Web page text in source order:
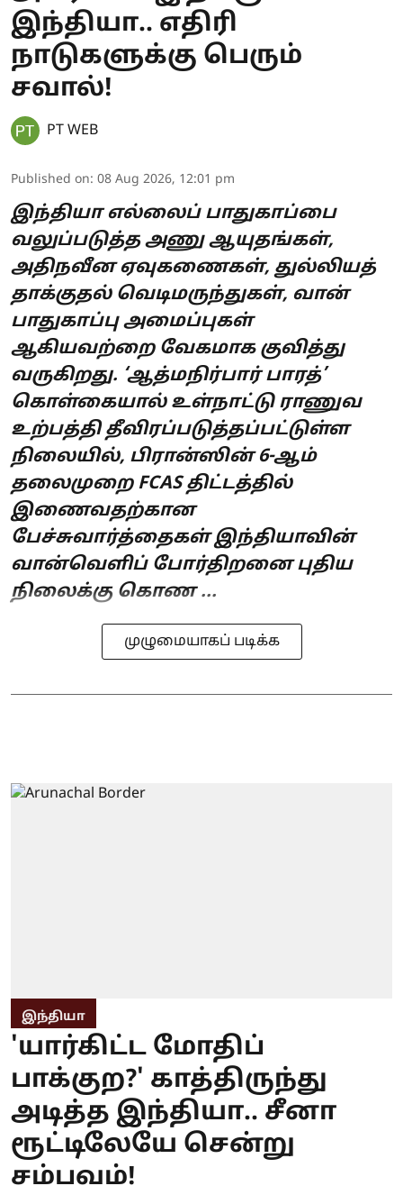
இந்தியா.. எதிரி
நாடுகளுக்கு பெரும்
சவால்!
PT WEB
Published on: 08 Aug 2026, 12:01 pm
இந்தியா எல்லைப் பாதுகாப்பை
வலுப்படுத்த அணு ஆயுதங்கள்,
அதிநவீன ஏவுகணைகள், துல்லியத்
தாக்குதல் வெடிமருந்துகள், வான்
பாதுகாப்பு அமைப்புகள்
ஆகியவற்றை வேகமாக குவித்து
வருகிறது. ‘ஆத்மநிர்பார் பாரத்’
கொள்கையால் உள்நாட்டு ராணுவ
உற்பத்தி தீவிரப்படுத்தப்பட்டுள்ள
நிலையில், பிரான்ஸின் 6-ஆம்
தலைமுறை FCAS திட்டத்தில்
இணைவதற்கான
பேச்சுவார்த்தைகள் இந்தியாவின்
வான்வெளிப் போர்திறனை புதிய
நிலைக்கு கொண ...
முழுமையாகப் படிக்க
இந்தியா
'யார்கிட்ட மோதிப்
பாக்குற?' காத்திருந்து
அடித்த இந்தியா.. சீனா
ரூட்டிலேயே சென்று
சம்பவம்!